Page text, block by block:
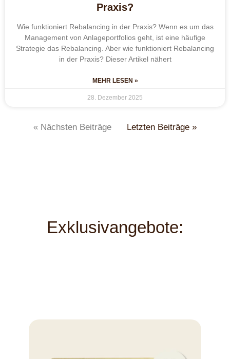
Praxis?
Wie funktioniert Rebalancing in der Praxis? Wenn es um das
Management von Anlageportfolios geht, ist eine häufige
Strategie das Rebalancing. Aber wie funktioniert Rebalancing
in der Praxis? Dieser Artikel nähert
MEHR LESEN »
28. Dezember 2025
« Nächsten Beiträge Letzten Beiträge »
Exklusivangebote: